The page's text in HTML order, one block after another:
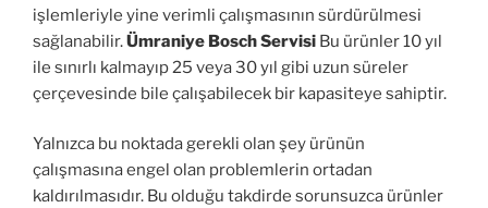
işlemleriyle yine verimli çalışmasının sürdürülmesi
sağlanabilir.Ümraniye Bosch Servisi Bu ürünler 10 yıl
ile sınırlı kalmayıp 25 veya 30 yıl gibi uzun süreler
çerçevesinde bile çalışabilecek bir kapasiteye sahiptir.
Yalnızca bu noktada gerekli olan şey ürünün
çalışmasına engel olan problemlerin ortadan
kaldırılmasıdır. Bu olduğu takdirde sorunsuzca ürünler